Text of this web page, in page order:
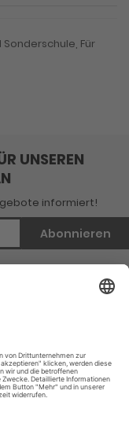
Für
UNSEREN
informiert!
Abonnieren